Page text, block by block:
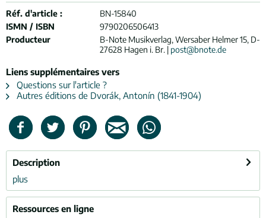
Réf. d'article :
BN-15840
ISMN / ISBN
9790206506413
Producteur
B-Note Musikverlag, Wersaber Helmer 15, D-
27628 Hagen i. Br. | post@bnote.de
Liens supplémentaires vers
Questions sur l'article ?
Autres éditions de Dvorák, Antonín (1841-1904)
Description
plus
Ressources en ligne